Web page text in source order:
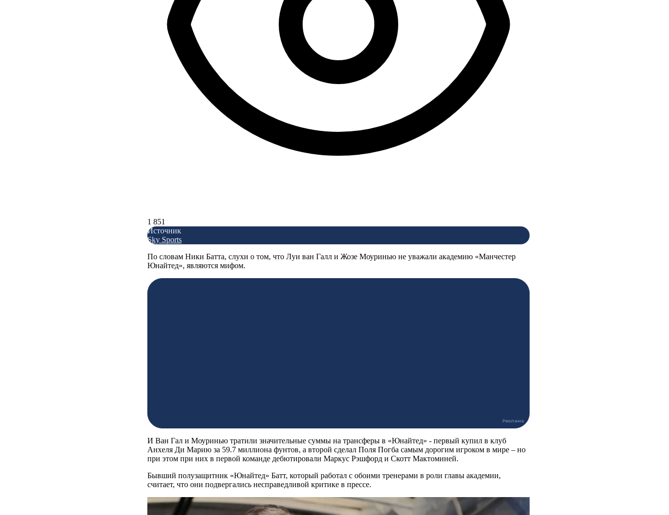
1 851
Источник
Sky Sports
По словам Ники Батта, слухи о том, что Луи ван Галл и Жозе Моуринью не уважали академию «Манчестер
Юнайтед», являются мифом.
И Ван Гал и Моуринью тратили значительные суммы на трансферы в «Юнайтед» - первый купил в клуб
Анхеля Ди Марию за 59.7 миллиона фунтов, а второй сделал Поля Погба самым дорогим игроком в мире – но
при этом при них в первой команде дебютировали Маркус Рэшфорд и Скотт Мактоминей.
Бывший полузащитник «Юнайтед» Батт, который работал с обоими тренерами в роли главы академии,
считает, что они подвергались несправедливой критике в прессе.